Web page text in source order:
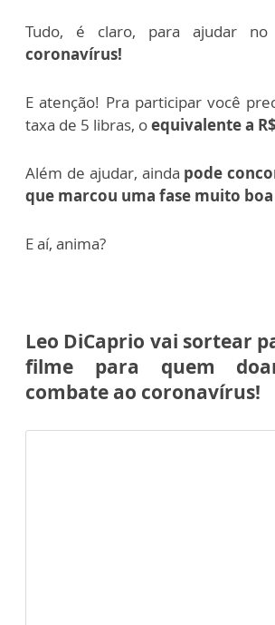
Tudo, é claro, para ajudar no
coronavírus!
E atenção! Pra participar você
taxa de 5 libras, oequivalente a
Além de ajudar, ainda pode
que marcou uma fase muito
E aí, anima?
Leo DiCaprio vai sortear
filme para quem
combate ao coronavírus!